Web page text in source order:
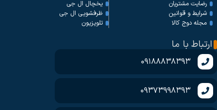
رضایت مشتریان
شرایط و قوانین
مجله دوج کالا
یخچال ال جی
ظرفشویی ال جی
تلویزیون
ارتباط با ما
09188838393
09373998393